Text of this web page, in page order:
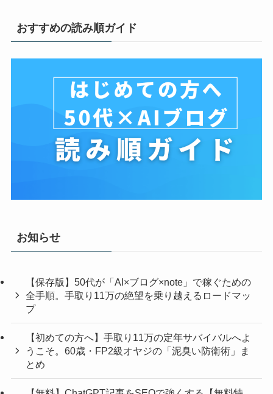
おすすめの読み順ガイド
お知らせ
【保存版】50代が「AI×ブログ×note」で稼ぐための
全手順。手取り11万の絶望を乗り越えるロードマッ
プ
【初めての方へ】手取り11万の定年サバイバルへよ
うこそ。60歳・FP2級オヤジの「泥臭い防衛術」ま
とめ